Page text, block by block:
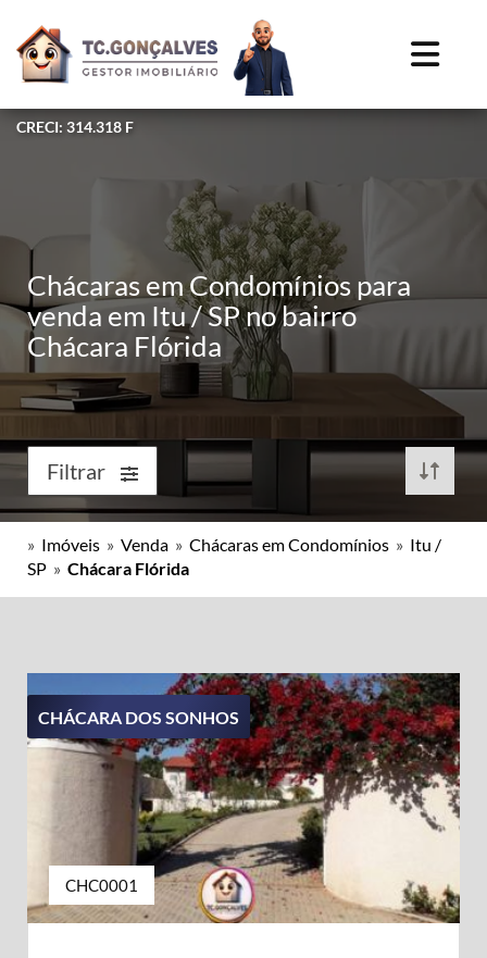
CRECI: 314.318 F
Chácaras em Condomínios para
venda em Itu / SP no bairro
Chácara Flórida
Filtrar
» Imóveis » Venda » Chácaras em Condomínios » Itu /
SP » Chácara Flórida
CHÁCARA DOS SONHOS
CHC0001